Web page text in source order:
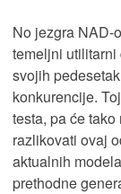
No jezgra NAD-
temeljni utilitarni
svojih
konkurencije.
testa, pa će
razlikovati ovaj
aktualnih
prethodne